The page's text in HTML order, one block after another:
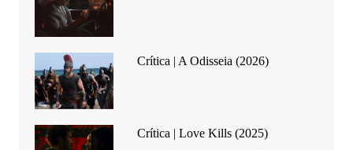
Crítica | A Odisseia (2026)
Crítica | Love Kills (2025)